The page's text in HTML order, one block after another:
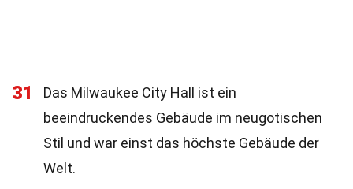
31
Das Milwaukee City Hall ist ein
beeindruckendes Gebäude im neugotischen
Stil und war einst das höchste Gebäude der
Welt.